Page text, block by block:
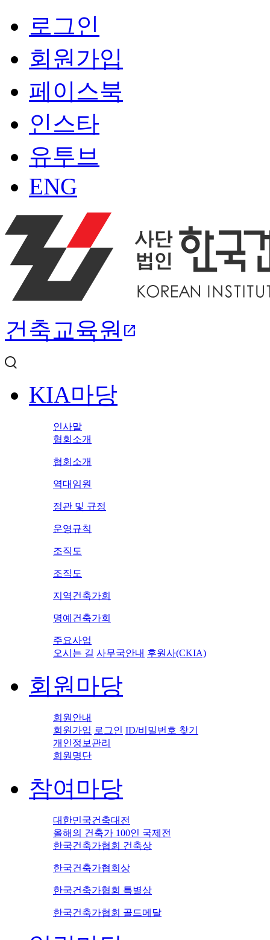
로그인
회원가입
페이스북
인스타
유투브
ENG
건축교육원 open_in_new
KIA마당
인사말
협회소개
협회소개
역대임원
정관 및 규정
운영규칙
조직도
조직도
지역건축가회
명예건축가회
주요사업
오시는 길 사무국안내 후원사(CKIA)
회원마당
회원안내
회원가입 로그인 ID/비밀번호 찾기
개인정보관리
회원명단
참여마당
대한민국건축대전
올해의 건축가 100인 국제전
한국건축가협회 건축상
한국건축가협회상
한국건축가협회 특별상
한국건축가협회 골드메달